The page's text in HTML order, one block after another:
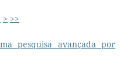
> >>
pesquisa avançada por